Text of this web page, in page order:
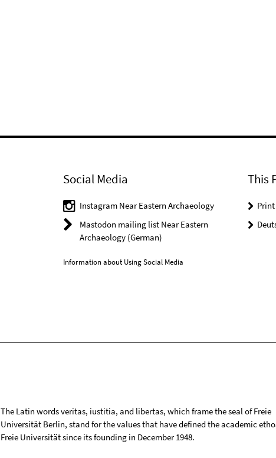
Social Media
Instagram Near Eastern Archaeology
Mastodon mailing list Near Eastern
Archaeology (German)
Information about Using Social Media
This
Print
The Latin words veritas, iustitia, and libertas, which frame the seal of Freie
Universität Berlin, stand for the values that have defined the academic
Freie Universität since its founding in December 1948.